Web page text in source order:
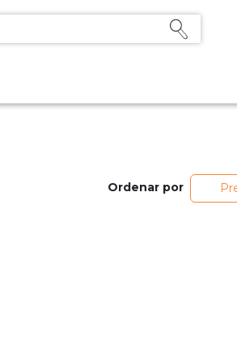
Ordenar por